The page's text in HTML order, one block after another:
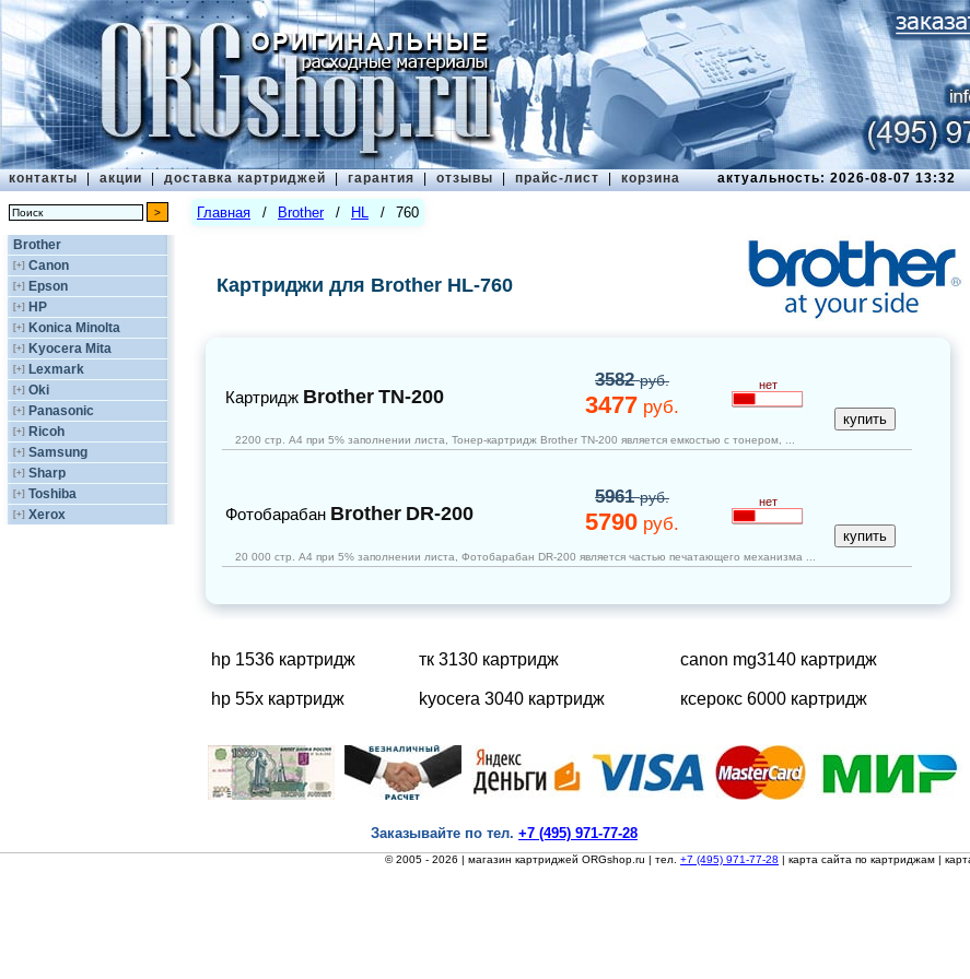
контакты | акции | доставка картриджей | гарантия | отзывы | прайс-лист | корзина актуальность: 2026-08-07 13:32
Brother
[+] Canon
[+] Epson
[+] HP
[+] Konica Minolta
[+] Kyocera Mita
[+] Lexmark
[+] Oki
[+] Panasonic
[+] Ricoh
[+] Samsung
[+] Sharp
[+] Toshiba
[+] Xerox
Главная / Brother / HL / 760
Картриджи для Brother HL-760
Картридж Brother TN-200
3582руб.
3477 руб.
нет
2200 стр. А4 при 5% заполнении листа, Тонер-картридж Brother TN-200 является емкостью с тонером, ...
Фотобарабан Brother DR-200
5961руб.
5790 руб.
нет
20 000 стр. А4 при 5% заполнении листа, Фотобарабан DR-200 является частью печатающего механизма ...
hp 1536 картридж тк 3130 картридж canon mg3140 картридж
hp 55x картридж kyocera 3040 картридж ксерокс 6000 картридж
Заказывайте по тел. +7 (495) 971-77-28
© 2005 - 2026 | магазин картриджей ORGshop.ru | тел. +7 (495) 971-77-28 | карта сайта по картриджам |